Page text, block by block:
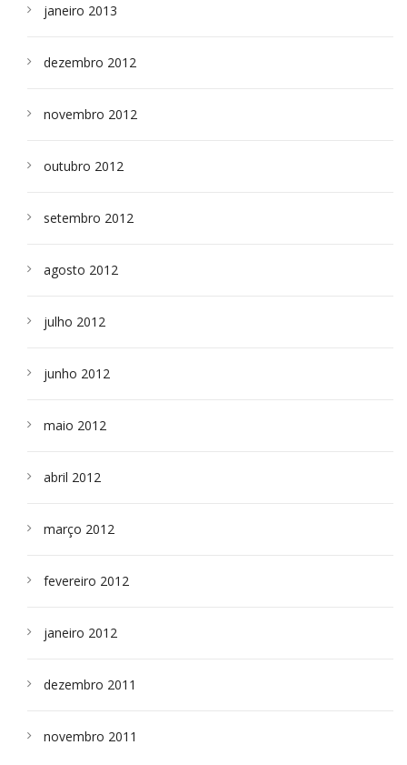
janeiro 2013
dezembro 2012
novembro 2012
outubro 2012
setembro 2012
agosto 2012
julho 2012
junho 2012
maio 2012
abril 2012
março 2012
fevereiro 2012
janeiro 2012
dezembro 2011
novembro 2011